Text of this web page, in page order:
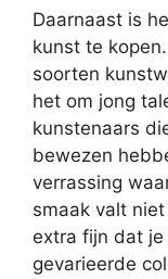
Daarnaast is
kunst te
soorten
het om jong
kunstenaars
bewezen
verrassing
smaak valt
extra fijn dat
gevarieerde